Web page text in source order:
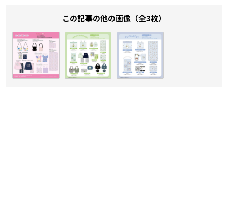
この記事の他の画像（全3枚）